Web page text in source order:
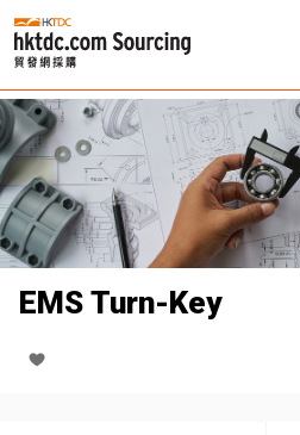
EMS Turn-Key